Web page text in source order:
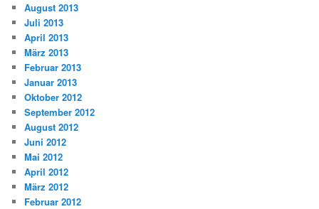
August 2013
Juli 2013
April 2013
März 2013
Februar 2013
Januar 2013
Oktober 2012
September 2012
August 2012
Juni 2012
Mai 2012
April 2012
März 2012
Februar 2012